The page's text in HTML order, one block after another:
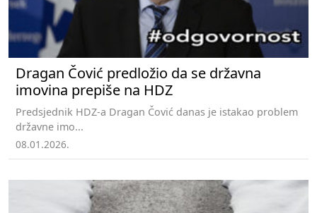
Dragan Čović predložio da se državna
imovina prepiše na HDZ
Predsjednik HDZ-a Dragan Čović danas je istakao problem
državne imo...
08.01.2026.